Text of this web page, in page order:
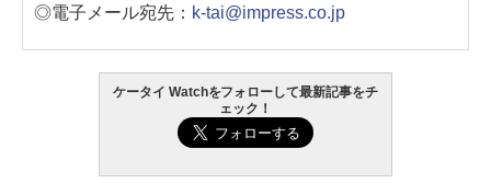
◎電子メール宛先： k-tai@impress.co.jp
ケータイ Watchをフォローして最新記事をチ
ェック！